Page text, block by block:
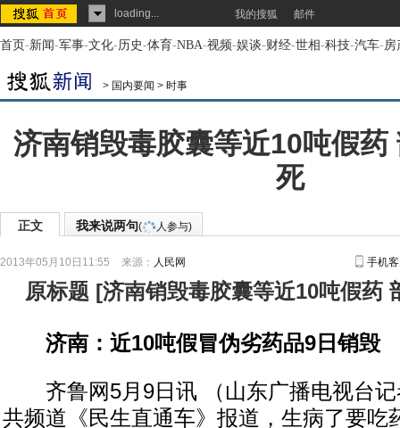
loading... 我的搜狐 邮件
首页-新闻-军事-文化-历史-体育-NBA-视频-娱谈-财经-世相-科技-汽车-房
> 国内要闻 > 时事
济南销毁毒胶囊等近10吨假药
死
正文 我来说两句( 人参与)
2013年05月10日11:55 来源： 人民网 手机
原标题 [济南销毁毒胶囊等近10吨假药
济南：近10吨假冒伪劣药品9日销毁
齐鲁网5月9日讯 （山东广播电视台记
共频道《民生直通车》报道，生病了要吃